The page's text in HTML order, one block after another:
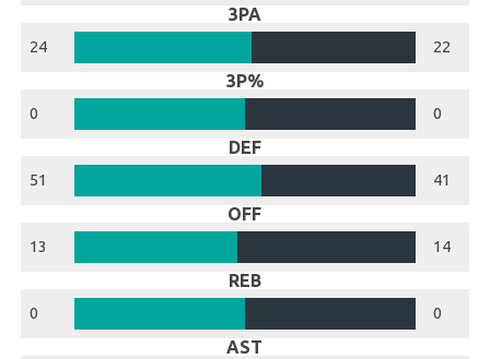
3PA
24 22
3P%
0 0
DEF
51 41
OFF
13 14
REB
0 0
AST